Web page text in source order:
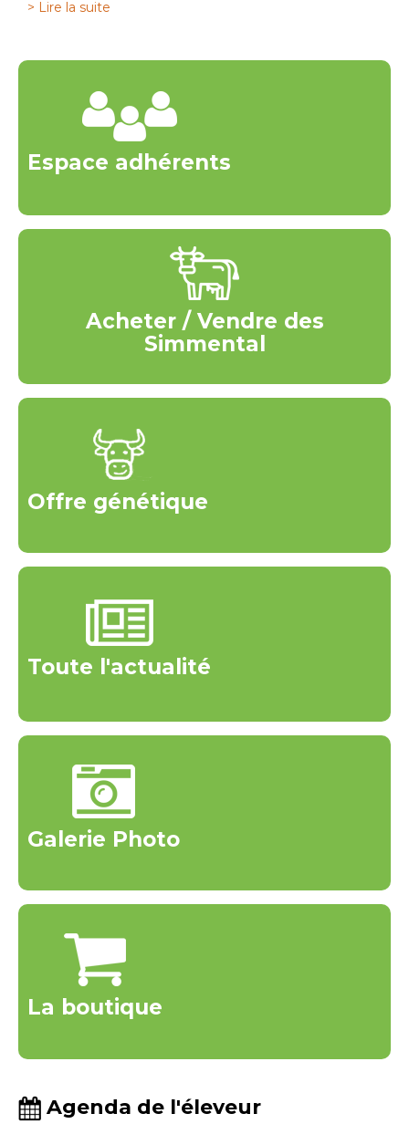
> Lire la suite
Espace adhérents
Acheter / Vendre des
Simmental
Offre génétique
Toute l'actualité
Galerie Photo
La boutique
Agenda de l'éleveur